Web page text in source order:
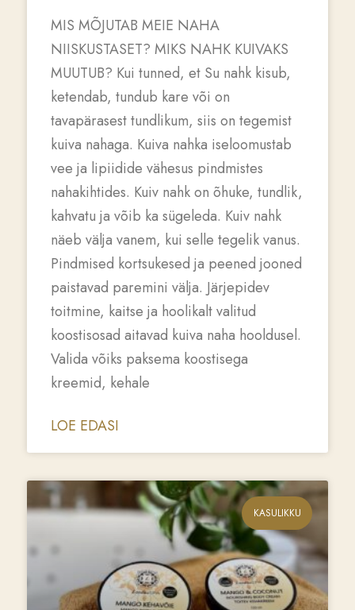
MIS MÕJUTAB MEIE NAHA
NIISKUSTASET? MIKS NAHK KUIVAKS
MUUTUB? Kui tunned, et Su nahk kisub,
ketendab, tundub kare või on
tavapärasest tundlikum, siis on tegemist
kuiva nahaga. Kuiva nahka iseloomustab
vee ja lipiidide vähesus pindmistes
nahakihtides. Kuiv nahk on õhuke, tundlik,
kahvatu ja võib ka sügeleda. Kuiv nahk
näeb välja vanem, kui selle tegelik vanus.
Pindmised kortsukesed ja peened jooned
paistavad paremini välja. Järjepidev
toitmine, kaitse ja hoolikalt valitud
koostisosad aitavad kuiva naha hooldusel.
Valida võiks paksema koostisega
kreemid, kehale
LOE EDASI
KASULIKKU